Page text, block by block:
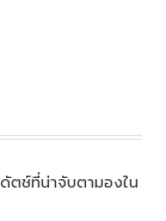
ตช์ที่น่าจับตามองใน